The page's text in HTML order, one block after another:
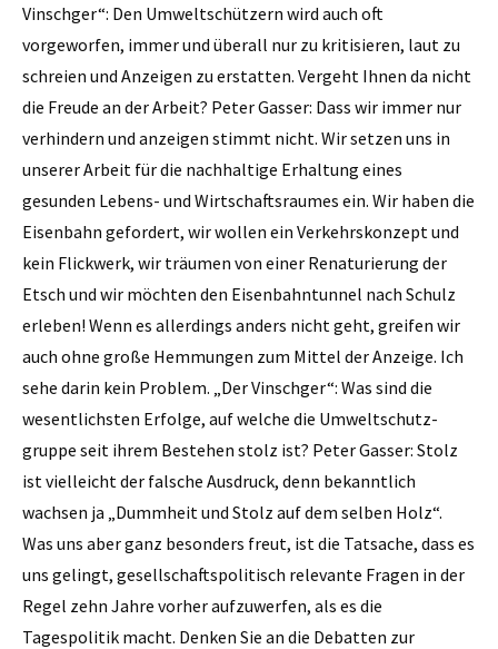
Vinschger“: Den Umweltschützern wird auch oft
vorgeworfen, immer und überall nur zu kritisieren, laut zu
schreien und Anzeigen zu erstatten. Vergeht Ihnen da nicht
die Freude an der Arbeit? Peter Gasser: Dass wir immer nur
verhindern und anzeigen stimmt nicht. Wir setzen uns in
unserer Arbeit für die nachhaltige Erhaltung eines
gesunden Lebens- und Wirtschaftsraumes ein. Wir haben die
Eisenbahn gefordert, wir wollen ein Verkehrskonzept und
kein Flickwerk, wir träumen von einer Renaturierung der
Etsch und wir möchten den Eisenbahntunnel nach Schulz
erleben! Wenn es allerdings anders nicht geht, greifen wir
auch ohne große Hemmungen zum Mittel der Anzeige. Ich
sehe darin kein Problem. „Der Vinschger“: Was sind die
wesentlichsten Erfolge, auf welche die Umweltschutz­
gruppe seit ihrem Bestehen stolz ist? Peter Gasser: Stolz
ist vielleicht der falsche Ausdruck, denn bekanntlich
wachsen ja „Dummheit und Stolz auf dem selben Holz“.
Was uns aber ganz besonders freut, ist die Tatsache, dass es
uns gelingt, gesellschaftspolitisch relevante Fragen in der
Regel zehn Jahre vorher aufzuwerfen, als es die
Tagespolitik macht. Denken Sie an die Debatten zur